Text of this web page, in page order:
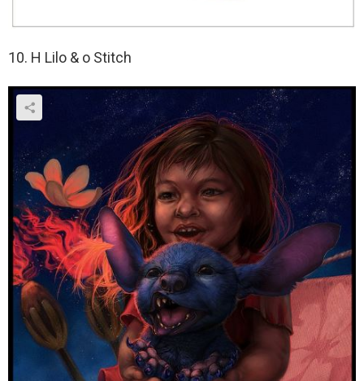
10. Η Lilo & ο Stitch